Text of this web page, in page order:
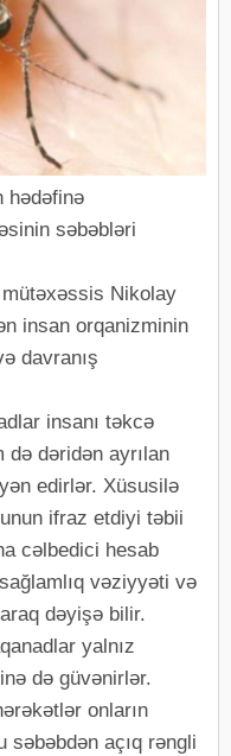
hədəfinə
səbəbləri
Nikolay
insan orqanizminin
davranış
insanı təkcə
dəridən ayrılan
edirlər. Xüsusilə
ifraz etdiyi təbii
cəlbedici hesab
vəziyyəti və
dəyişə bilir.
yalnız
də güvənirlər.
onların
səbəbdən açıq rəngli